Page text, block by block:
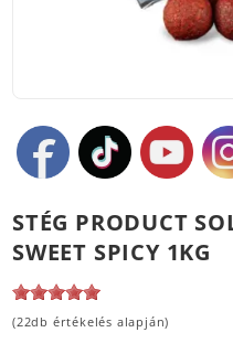
STÉG PRODUCT
SWEET SPICY 1KG
(22db értékelés alapján)